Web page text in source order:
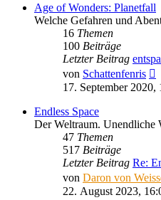
Age of Wonders: Planetfall
Welche Gefahren und
16 Themen
100 Beiträge
Letzter Beitrag
von Schattenfenris
17. September 2020,
Endless Space
Der Weltraum. Unendliche
47 Themen
517 Beiträge
Letzter Beitrag Re:
von Daron von
22. August 2023,